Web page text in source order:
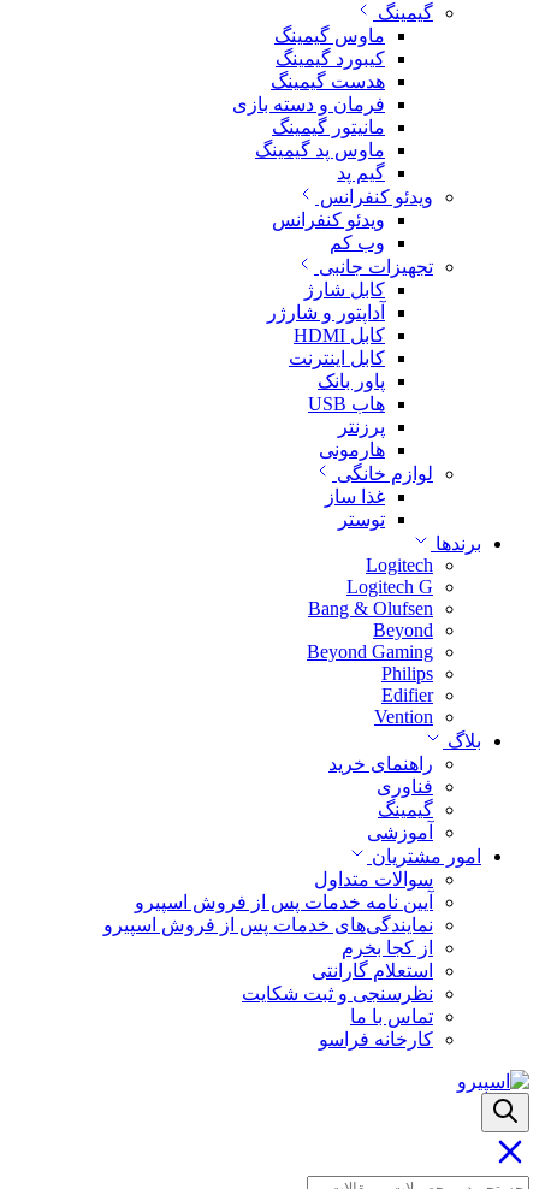
گیمینگ
ماوس گیمینگ
کیبورد گیمینگ
هدست گیمینگ
فرمان و دسته بازی
مانیتور گیمینگ
ماوس پد گیمینگ
گیم پد
ویدئو کنفرانس
ویدئو کنفرانس
وب کم
تجهیزات جانبی
کابل شارژ
آداپتور و شارژر
کابل HDMI
کابل اینترنت
پاور بانک
هاب USB
پرزنتر
هارمونی
لوازم خانگی
غذا ساز
توستر
برندها
Logitech
Logitech G
Bang & Olufsen
Beyond
Beyond Gaming
Philips
Edifier
Vention
بلاگ
راهنمای خرید
فناوری
گیمینگ
آموزشی
امور مشتریان
سوالات متداول
آیین نامه خدمات پس از فروش اسپیرو
نمایندگی‌های خدمات پس از فروش اسپیرو
از کجا بخرم
استعلام گارانتی
نظرسنجی و ثبت شکایت
تماس با ما
کارخانه فراسو